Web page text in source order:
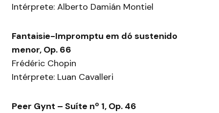
Intérprete: Alberto Damián Montiel
Fantaisie-Impromptu em dó sustenido
menor, Op. 66
Frédéric Chopin
Intérprete: Luan Cavalleri
Peer Gynt – Suíte nº 1, Op. 46